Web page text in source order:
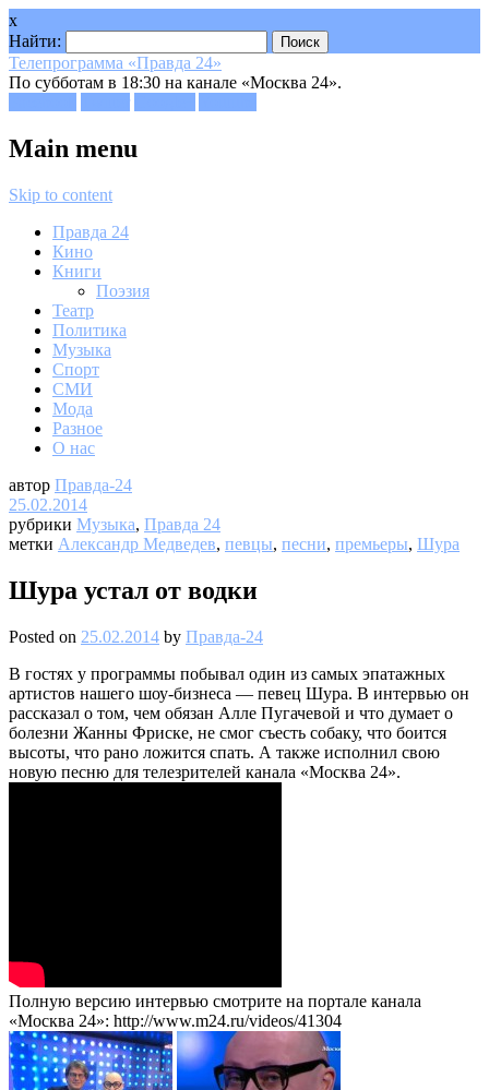
x
Найти:
Телепрограмма «Правда 24»
По субботам в 18:30 на канале «Москва 24».
Main menu
Skip to content
Правда 24
Кино
Книги
Поэзия
Театр
Политика
Музыка
Спорт
СМИ
Мода
Разное
О нас
автор Правда-24
25.02.2014
рубрики Музыка, Правда 24
метки Александр Медведев, певцы, песни, премьеры, Шура
Шура устал от водки
Posted on 25.02.2014 by Правда-24
В гостях у программы побывал один из самых эпатажных
артистов нашего шоу-бизнеса — певец Шура. В интервью он
рассказал о том, чем обязан Алле Пугачевой и что думает о
болезни Жанны Фриске, не смог съесть собаку, что боится
высоты, что рано ложится спать. А также исполнил свою
новую песню для телезрителей канала «Москва 24».
Полную версию интервью смотрите на портале канала
«Москва 24»: http://www.m24.ru/videos/41304